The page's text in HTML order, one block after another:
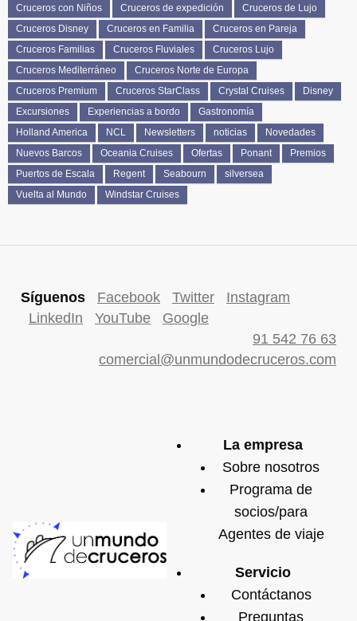
Cruceros con Niños
Cruceros de expedición
Cruceros de Lujo
Cruceros Disney
Cruceros en Familia
Cruceros en Pareja
Cruceros Familias
Cruceros Fluviales
Cruceros Lujo
Cruceros Mediterráneo
Cruceros Norte de Europa
Cruceros Premium
Cruceros StarClass Crystal Cruises
Disney
Excursiones
Experiencias a bordo
Gastronomía
Holland America
NCL Newsletters noticias
Novedades
Nuevos Barcos
Oceania Cruises Ofertas Ponant
Premios
Puertos de Escala
Regent Seabourn
silversea
Vuelta al Mundo
Windstar Cruises
Síguenos Facebook Twitter
Instagram
LinkedIn
YouTube
Google
91 542 76 63
comercial@unmundodecruceros.com
La empresa
Sobre nosotros
Programa de
socios/para
Agentes de viaje
Servicio
Contáctanos
Preguntas